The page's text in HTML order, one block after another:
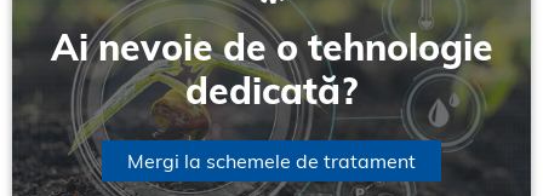
Ai nevoie de o tehnologie
dedicată?
Mergi la schemele de tratament